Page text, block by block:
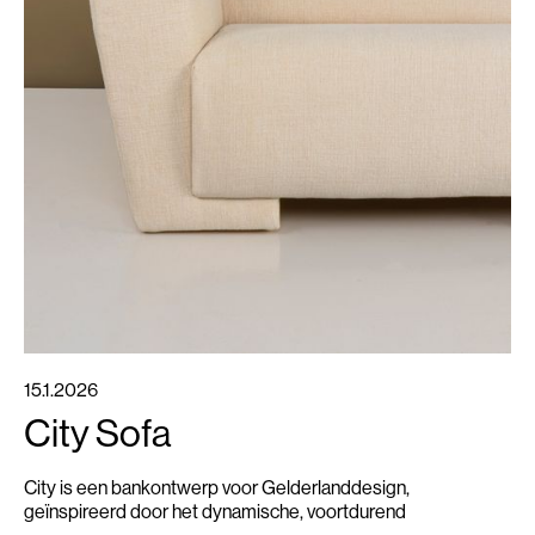
15.1.2026
City Sofa
City is een bankontwerp voor Gelderlanddesign,
geïnspireerd door het dynamische, voortdurend